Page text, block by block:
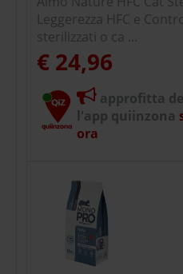
Leggerezza HFC e
sterilizzati o ca ...
€ 24,96
approfitta
l'app quiinzona
ora